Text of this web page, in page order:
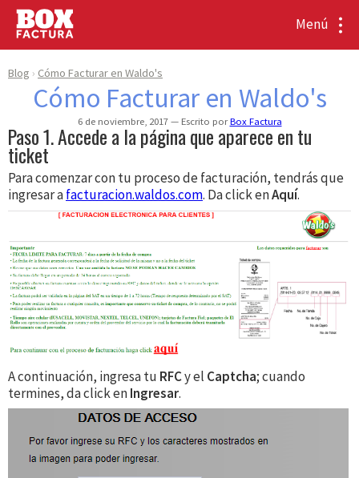
Menú
Blog Cómo Facturar en Waldo's
Cómo Facturar en Waldo's
6 de noviembre, 2017 Escrito porBox Factura
Paso 1. Accede a la página que aparece en tu
ticket
Para comenzar con tu proceso de facturación, tendrás que
ingresar afacturacion.waldos.com. Da click enAquí.
A continuación, ingresa tu RFCy el Captcha; cuando
termines, da click enIngresar.